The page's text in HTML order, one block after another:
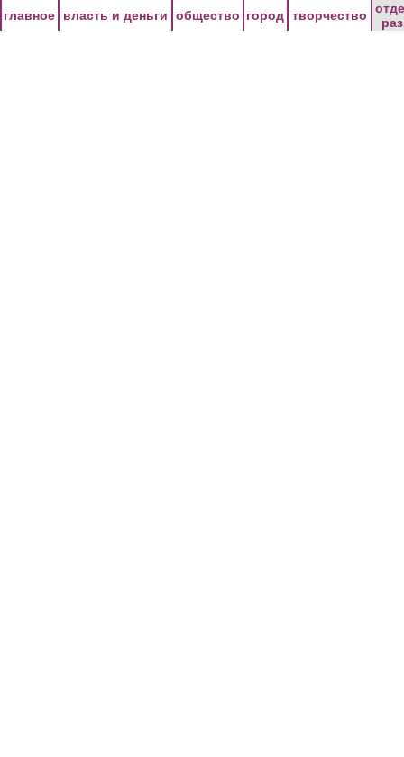
главное власть и деньги общество город творчество